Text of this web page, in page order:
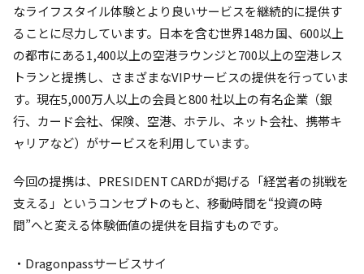
なライフスタイル体験とより良いサービスを継続的に提供す
ることに尽力しています。日本を含む世界148カ国、600以上
の都市にある1,400以上の空港ラウンジと700以上の空港レス
トランと提携し、さまざまなVIPサービスの提供を行っていま
す。現在5,000万人以上の会員と800 社以上の有名企業（銀
行、カード会社、保険、空港、ホテル、ネット会社、携帯キ
ャリアなど）がサービスを利用しています。
今回の提携は、PRESIDENT CARDが掲げる「経営者の挑戦を
支える」というコンセプトのもと、移動時間を“投資の時
間”へと変える体験価値の提供を目指すものです。
・Dragonpassサービスサイ